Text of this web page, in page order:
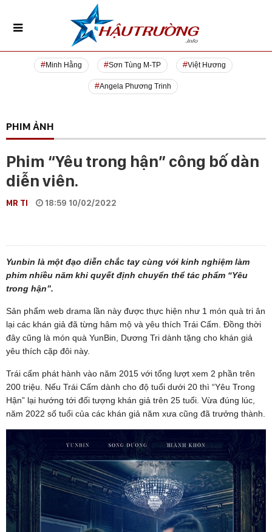
Minh Hằng Sơn Tùng M-TP Việt Hương
Angela Phương Trinh
PHIM ẢNH
Phim “Yêu trong hận” công bố dàn
diễn viên.
MR TI 18:59 10/02/2022
Yunbin là một đạo diễn chắc tay cùng với kinh nghiệm làm
phim nhiều năm khi quyết định chuyển thể tác phẩm “Yêu
trong hận”.
Sản phẩm web drama lần này được thực hiện như 1 món quà tri ân
lại các khán giả đã từng hâm mộ và yêu thích Trái Cấm. Đồng thời
đây cũng là món quà YunBin, Dương Tri dành tặng cho khán giả
yêu thích cặp đôi này.
Trái cấm phát hành vào năm 2015 với tổng lượt xem 2 phần trên
200 triệu. Nếu Trái Cấm dành cho độ tuổi dưới 20 thì “Yêu Trong
Hận” lại hướng tới đối tượng khán giả trên 25 tuổi. Vừa đúng lúc,
năm 2022 số tuổi của các khán giả năm xưa cũng đã trưởng thành.